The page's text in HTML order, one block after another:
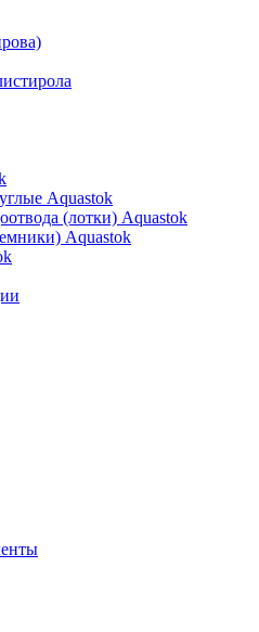
Aquastok
(лотки) Aquastok
Aquastok